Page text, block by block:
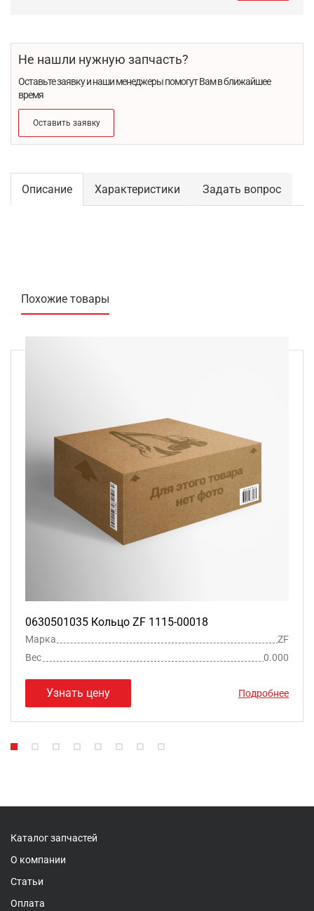
Не нашли нужную запчасть?
Оставьте заявку и наши менеджеры помогут Вам в ближайшее
время
Оставить заявку
Описание Характеристики Задать вопрос
Похожие товары
0630501035 Кольцо ZF 1115-00018
Марка
ZF
Вес
0.000
Узнать цену Подробнее
Каталог запчастей
О компании
Статьи
Оплата